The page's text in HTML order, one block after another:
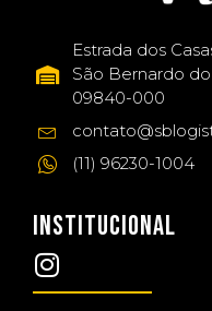
Estrada dos
São Bernardo
09840-000
(11) 96230-1004
INSTITUCIONAL